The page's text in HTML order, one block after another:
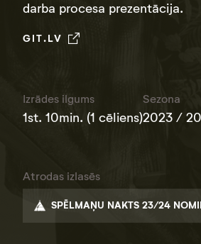
darba procesa prezentācija.
GIT.LV
Izrādes ilgums
1st. 10min. (1 cēliens)
Sezona
2023 /
Atrodas izlasēs
SPĒLMAŅU NAKTS 23/24